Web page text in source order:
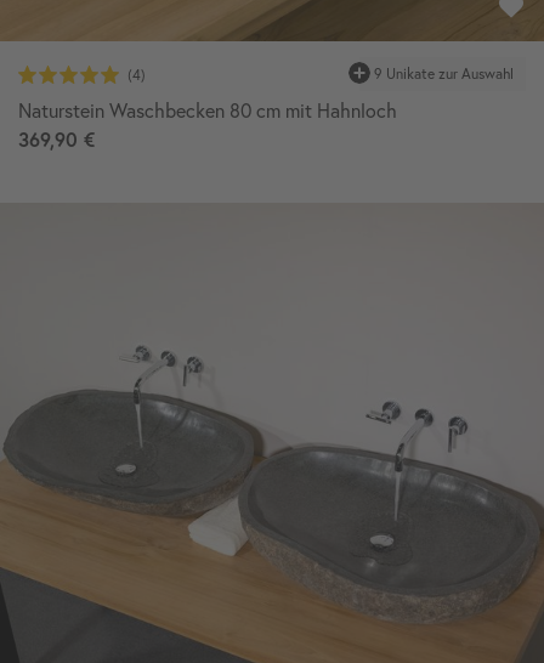
Naturstein Waschbecken 80 cm mit Hahnloch
369,90 €